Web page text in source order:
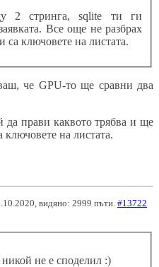
2 стринга, sqlite ти ги
Все още не разбрах
са ключовете на листата.
че GPU-то ще сравни два
прави каквото трябва и ще
на листата.
видяно: 2999 пъти. #13722
не е споделил :)